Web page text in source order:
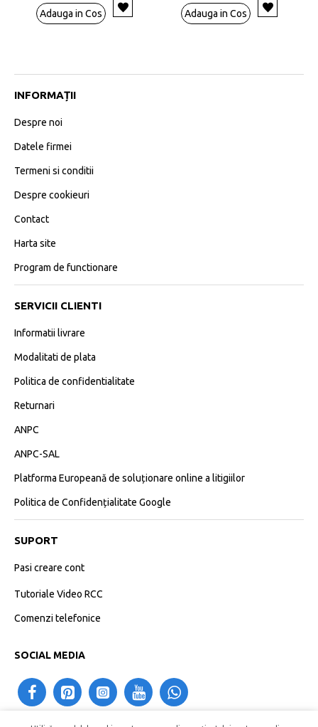
Adauga in Cos Adauga in Cos
INFORMAȚII
Despre noi
Datele firmei
Termeni si conditii
Despre cookieuri
Contact
Harta site
Program de functionare
SERVICII CLIENTI
Informatii livrare
Modalitati de plata
Politica de confidentialitate
Returnari
ANPC
ANPC-SAL
Platforma Europeană de soluționare online a litigiilor
Politica de Confidențialitate Google
SUPORT
Pasi creare cont
Tutoriale Video RCC
Comenzi telefonice
SOCIAL MEDIA